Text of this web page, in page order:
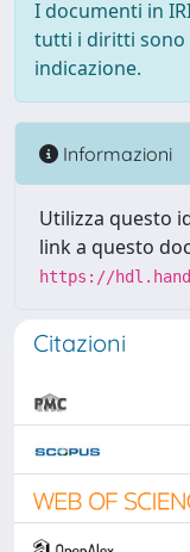
I documenti in
tutti i diritti sono
indicazione.
Informazioni
Utilizza questo
link a questo
https://
Citazioni